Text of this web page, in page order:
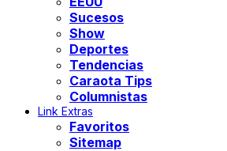
Sucesos
Show
Deportes
Tendencias
Caraota Tips
Columnistas
Link Extras
Favoritos
Sitemap